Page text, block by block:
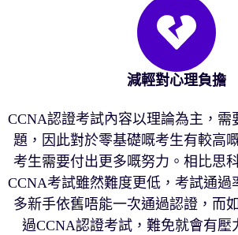
減輕對心理負擔
CCNA認證考試內容以理論為主，需
題，因此對於零基礎嘅考生有較高
考生需要付出更多嘅努力。相比思
CCNA考試雖然難度更低，考試通過
多新手依舊唔能一次通過認證，而
過CCNA認證考試，難免就會有壓